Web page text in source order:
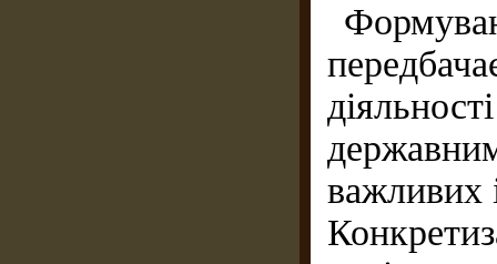
важливих